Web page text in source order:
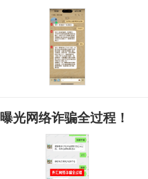
曝光网络诈骗全过程！